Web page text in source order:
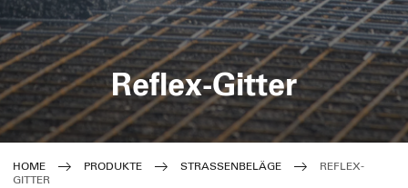
Reflex-Gitter
HOME PRODUKTE STRASSENBELÄGE
REFLEX-
GITTER